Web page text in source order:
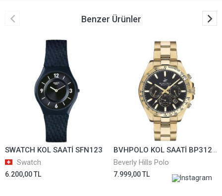
Benzer Ürünler
SWATCH KOL SAATİ SFN123
Swatch
6.200,00 TL
BVHPOLO KOL SAATİ BP3127X.150
Beverly Hills Polo
7.999,00 TL